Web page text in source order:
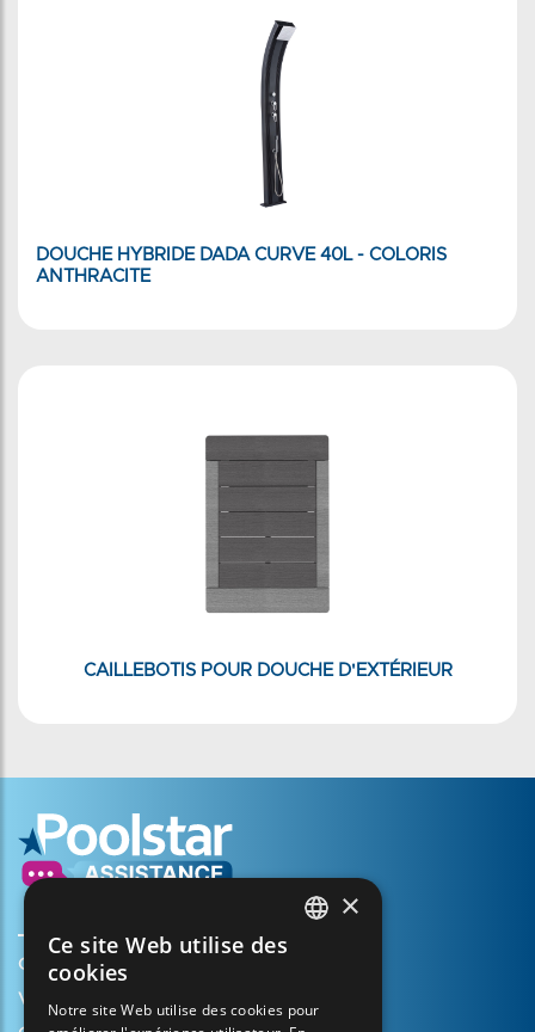
DOUCHE HYBRIDE DADA CURVE 40L - COLORIS
ANTHRACITE
CAILLEBOTIS POUR DOUCHE D'EXTÉRIEUR
Créer mon compte
Votre panier
FRENCH
×
Ce site Web utilise des
cookies
Notre site Web utilise des cookies pour